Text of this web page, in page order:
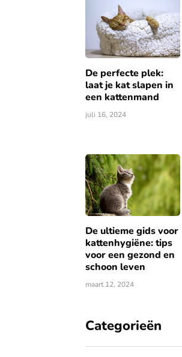
De perfecte plek:
laat je kat slapen in
een kattenmand
juli 16, 2024
De ultieme gids voor
kattenhygiëne: tips
voor een gezond en
schoon leven
maart 12, 2024
Categorieën